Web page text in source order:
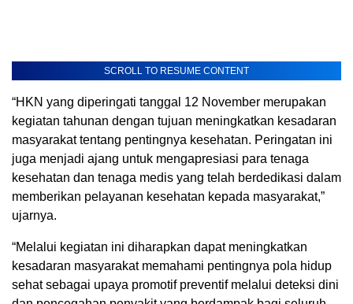
SCROLL TO RESUME CONTENT
“HKN yang diperingati tanggal 12 November merupakan
kegiatan tahunan dengan tujuan meningkatkan kesadaran
masyarakat tentang pentingnya kesehatan. Peringatan ini
juga menjadi ajang untuk mengapresiasi para tenaga
kesehatan dan tenaga medis yang telah berdedikasi dalam
memberikan pelayanan kesehatan kepada masyarakat,”
ujarnya.
“Melalui kegiatan ini diharapkan dapat meningkatkan
kesadaran masyarakat memahami pentingnya pola hidup
sehat sebagai upaya promotif preventif melalui deteksi dini